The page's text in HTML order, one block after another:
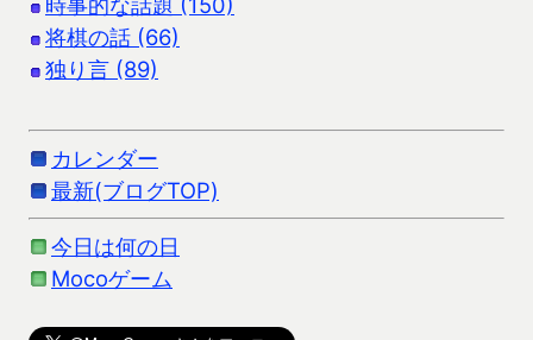
将棋の話 (66)
独り言 (89)
カレンダー
最新(ブログTOP)
今日は何の日
Mocoゲーム